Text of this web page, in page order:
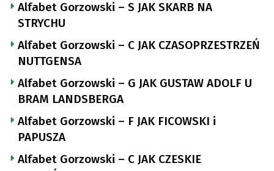
Alfabet Gorzowski – S JAK SKARB NA
STRYCHU
Alfabet Gorzowski – C JAK CZASOPRZESTRZEŃ
NUTTGENSA
Alfabet Gorzowski – G JAK GUSTAW ADOLF U
BRAM LANDSBERGA
Alfabet Gorzowski – F JAK FICOWSKI i
PAPUSZA
Alfabet Gorzowski – C JAK CZESKIE